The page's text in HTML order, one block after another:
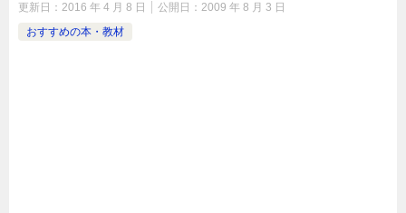
更新日： 2016 年 4 月 8 日 公開日： 2009 年 8 月 3 日
おすすめの本・教材